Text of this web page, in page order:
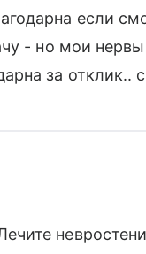
если
- но мои
за отклик..